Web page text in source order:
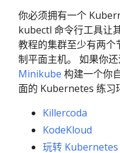
你必须拥有一个
kubectl 命令行工具让
教程的集群至少有两
制平面主机。 如果你
Minikube 构建一个你
面的 Kubernetes 练习
Killercoda
KodeKloud
玩转 Kubernetes